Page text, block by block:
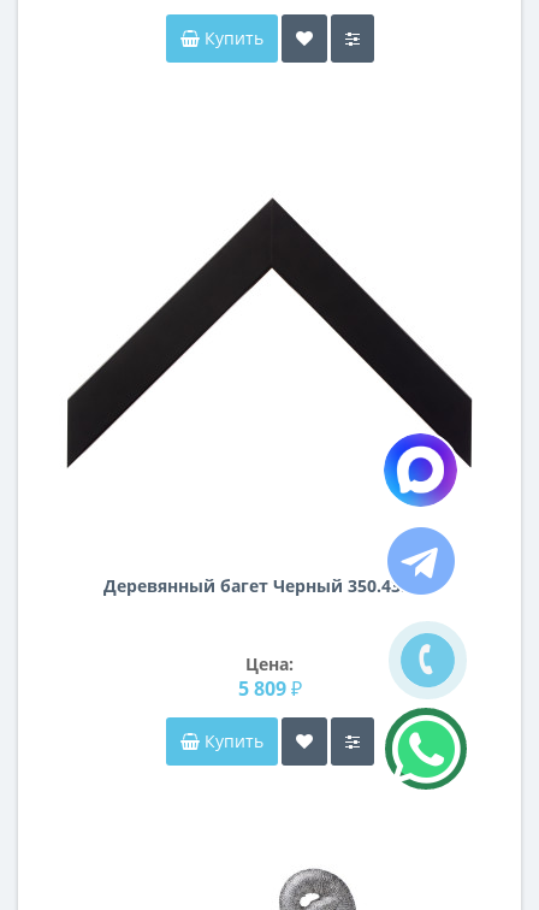
Купить
Деревянный багет Черный 350.43.000
Цена:
5 809 ₽
Купить